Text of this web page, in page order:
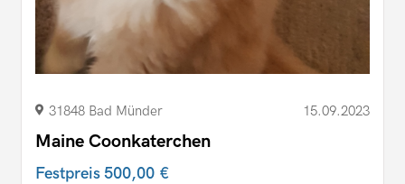
31848 Bad Münder 15.09.2023
Maine Coonkaterchen
Festpreis500,00 €